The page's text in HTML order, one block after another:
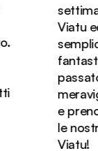
Viatu
e
le
Viatu!